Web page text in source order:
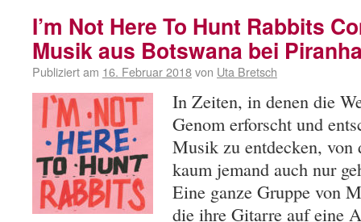
I’m Not Here To Hunt Rabbits
Musik aus Botswana bei
Publiziert am 16. Februar 2018von Uta Bretsch
In Zeiten, in denen die
Genom erforscht und
Musik zu entdecken, von
kaum jemand auch nur
Eine ganze Gruppe von
die ihre Gitarre auf eine